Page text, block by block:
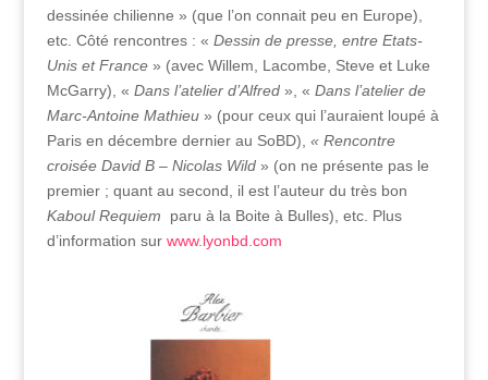
dessinée chilienne » (que l’on connait peu en Europe),
etc. Côté rencontres : « Dessin de presse, entre Etats-
Unis et France» (avec Willem, Lacombe, Steve et Luke
McGarry), « Dans l’atelier d’Alfred», « Dans l’atelier de
Marc-Antoine Mathieu» (pour ceux qui l’auraient loupé à
Paris en décembre dernier au SoBD), « Rencontre
croisée David B – Nicolas Wild » (on ne présente pas le
premier ; quant au second, il est l’auteur du très bon
Kaboul Requiem paru à la Boite à Bulles), etc. Plus
d’information sur www.lyonbd.com